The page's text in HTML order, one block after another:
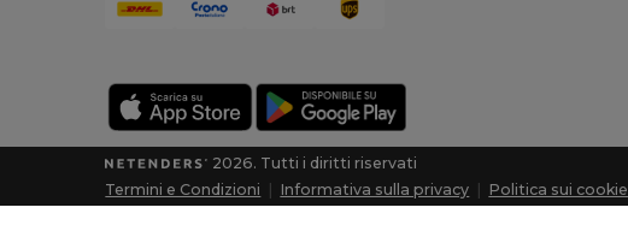
2026. Tutti i diritti riservati
Termini e Condizioni | Informativa sulla privacy | Politica sui cookie